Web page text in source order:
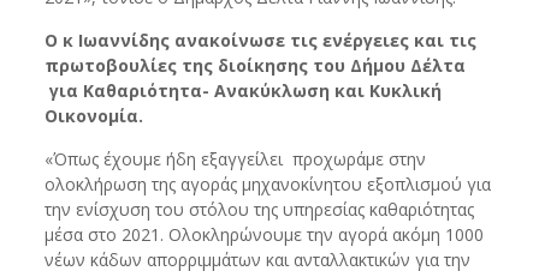
Ο κ Ιωαννίδης ανακοίνωσε τις ενέργειες και τις
πρωτοβουλίες της διοίκησης του Δήμου Δέλτα
για Καθαριότητα- Ανακύκλωση και Κυκλική
Οικονομία.
«Όπως έχουμε ήδη εξαγγείλει προχωράμε στην
ολοκλήρωση της αγοράς μηχανοκίνητου εξοπλισμού για
την ενίσχυση του στόλου της υπηρεσίας καθαριότητας
μέσα στο 2021. Ολοκληρώνουμε την αγορά ακόμη 1000
νέων κάδων απορριμμάτων και ανταλλακτικών για την